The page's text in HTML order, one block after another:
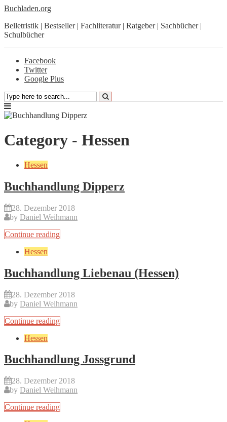
Buchladen.org
Belletristik | Bestseller | Fachliteratur | Ratgeber | Sachbücher |
Schulbücher
Facebook
Twitter
Google Plus
Category - Hessen
Hessen
Buchhandlung Dipperz
28. Dezember 2018
by Daniel Weihmann
Continue reading
Hessen
Buchhandlung Liebenau (Hessen)
28. Dezember 2018
by Daniel Weihmann
Continue reading
Hessen
Buchhandlung Jossgrund
28. Dezember 2018
by Daniel Weihmann
Continue reading